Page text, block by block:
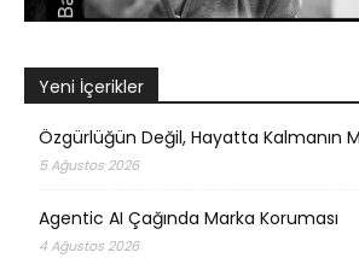
Yeni İçerikler
Özgürlüğün Değil, Hayatta Kalmanın
5 Ağustos 2026
Agentic AI Çağında Marka Koruması
4 Ağustos 2026